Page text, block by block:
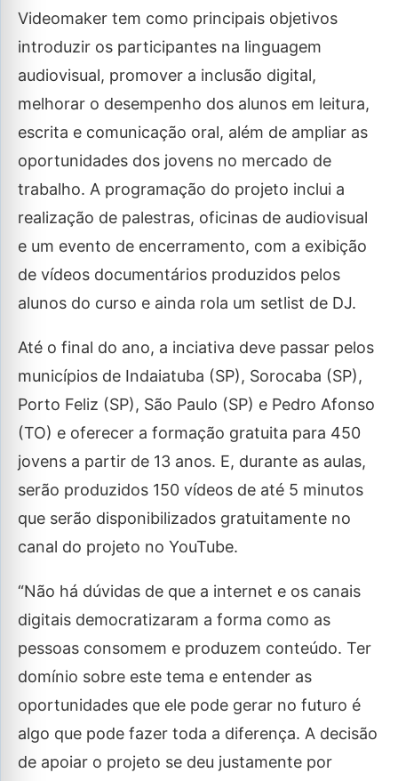
Videomaker tem como principais objetivos
introduzir os participantes na linguagem
audiovisual, promover a inclusão digital,
melhorar o desempenho dos alunos em leitura,
escrita e comunicação oral, além de ampliar as
oportunidades dos jovens no mercado de
trabalho. A programação do projeto inclui a
realização de palestras, oficinas de audiovisual
e um evento de encerramento, com a exibição
de vídeos documentários produzidos pelos
alunos do curso e ainda rola um setlist de DJ.
Até o final do ano, a inciativa deve passar pelos
municípios de Indaiatuba (SP), Sorocaba (SP),
Porto Feliz (SP), São Paulo (SP) e Pedro Afonso
(TO) e oferecer a formação gratuita para 450
jovens a partir de 13 anos. E, durante as aulas,
serão produzidos 150 vídeos de até 5 minutos
que serão disponibilizados gratuitamente no
canal do projeto no YouTube.
“Não há dúvidas de que a internet e os canais
digitais democratizaram a forma como as
pessoas consomem e produzem conteúdo. Ter
domínio sobre este tema e entender as
oportunidades que ele pode gerar no futuro é
algo que pode fazer toda a diferença. A decisão
de apoiar o projeto se deu justamente por